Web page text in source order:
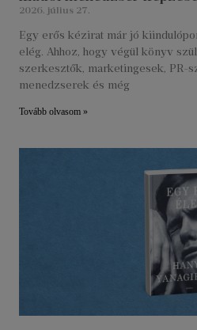
2026. július 27.
Egy erős kézirat már jó
elég. Ahhoz, hogy végül könyv
szerkesztők, marketingesek, PR-
menedzserek és még
Tovább olvasom »